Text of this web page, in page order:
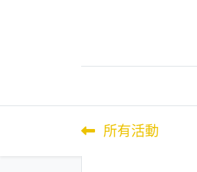
所有活動